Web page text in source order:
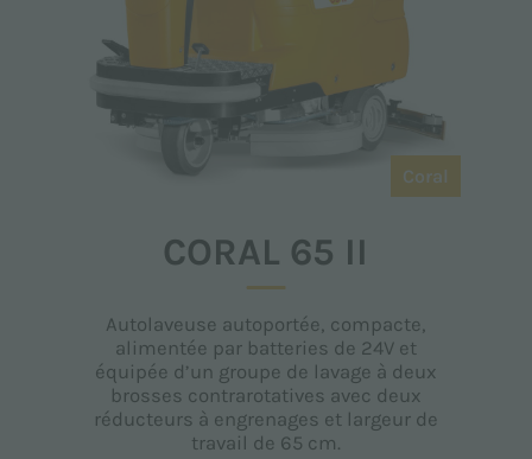
Coral
CORAL 65 II
Autolaveuse autoportée, compacte,
alimentée par batteries de 24V et
équipée d’un groupe de lavage à deux
brosses contrarotatives avec deux
réducteurs à engrenages et largeur de
travail de 65 cm.